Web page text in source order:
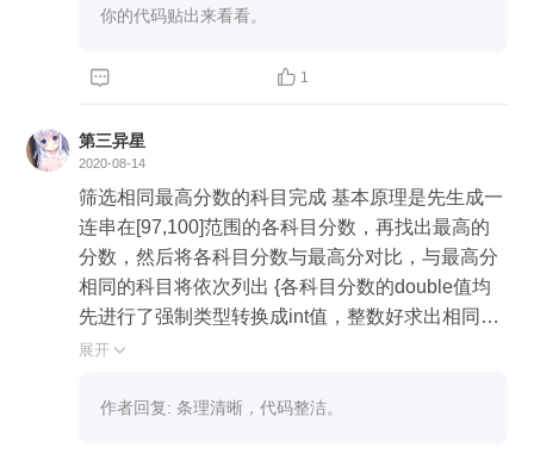
你的代码贴出来看看。
  1
第三异星
2020-08-14
筛选相同最高分数的科目完成 基本原理是先生成一
连串在[97,100]范围的各科目分数，再找出最高的
分数，然后将各科目分数与最高分对比，与最高分
相同的科目将依次列出 {各科目分数的double值均
先进行了强制类型转换成int值，整数好求出相同最
高分} public class array { public static void main(Str
new double[totalscorecount]; String[] name = new
展开 
作者回复: 条理清晰，代码整洁。